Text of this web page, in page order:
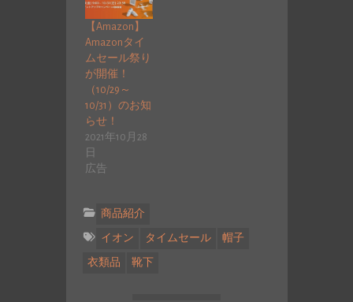
【Amazon】
Amazonタイ
ムセール祭り
が開催！
（10/29～
10/31）のお知
らせ！
2021年10月28
日
広告
商品紹介
イオン タイムセール 帽子
衣類品 靴下